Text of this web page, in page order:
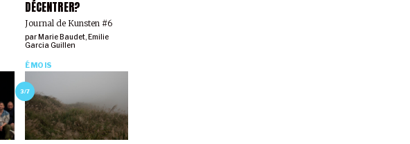
DÉCENTRER?
Journal de Kunsten #6
parMarie Baudet,Emilie
Garcia Guillen
3/7
ÉMOIS